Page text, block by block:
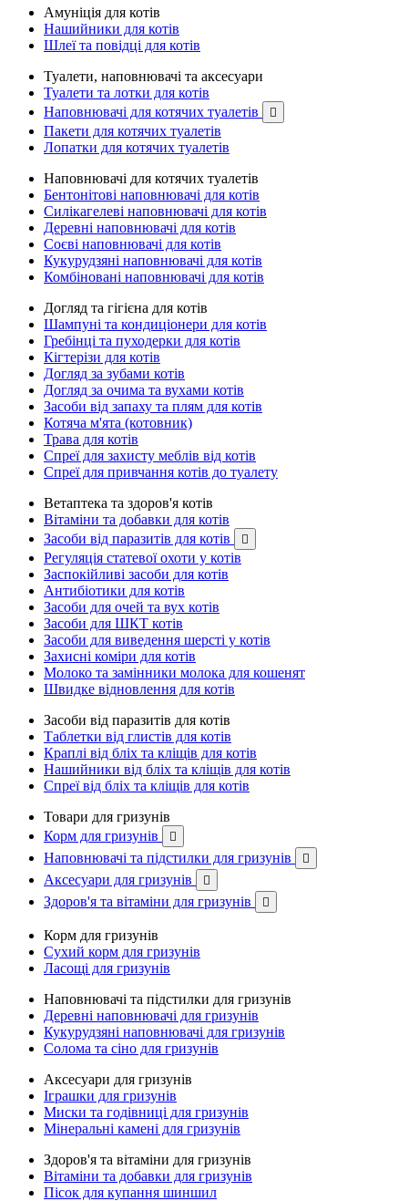
Амуніція для котів
Нашийники для котів
Шлеї та повідці для котів
Туалети, наповнювачі та аксесуари
Туалети та лотки для котів
Наповнювачі для котячих туалетів

Пакети для котячих туалетів
Лопатки для котячих туалетів
Наповнювачі для котячих туалетів
Бентонітові наповнювачі для котів
Силікагелеві наповнювачі для котів
Деревні наповнювачі для котів
Соєві наповнювачі для котів
Кукурудзяні наповнювачі для котів
Комбіновані наповнювачі для котів
Догляд та гігієна для котів
Шампуні та кондиціонери для котів
Гребінці та пуходерки для котів
Кігтерізи для котів
Догляд за зубами котів
Догляд за очима та вухами котів
Засоби від запаху та плям для котів
Котяча м'ята (котовник)
Трава для котів
Спреї для захисту меблів від котів
Спреї для привчання котів до туалету
Ветаптека та здоров'я котів
Вітаміни та добавки для котів
Засоби від паразитів для котів

Регуляція статевої охоти у котів
Заспокійливі засоби для котів
Антибіотики для котів
Засоби для очей та вух котів
Засоби для ШКТ котів
Засоби для виведення шерсті у котів
Захисні коміри для котів
Молоко та замінники молока для кошенят
Швидке відновлення для котів
Засоби від паразитів для котів
Таблетки від глистів для котів
Краплі від бліх та кліщів для котів
Нашийники від бліх та кліщів для котів
Спреї від бліх та кліщів для котів
Товари для гризунів
Корм для гризунів

Наповнювачі та підстилки для гризунів 
Аксесуари для гризунів 
Здоров'я та вітаміни для гризунів 
Корм для гризунів
Сухий корм для гризунів
Ласощі для гризунів
Наповнювачі та підстилки для гризунів
Деревні наповнювачі для гризунів
Кукурудзяні наповнювачі для гризунів
Солома та сіно для гризунів
Аксесуари для гризунів
Іграшки для гризунів
Миски та годівниці для гризунів
Мінеральні камені для гризунів
Здоров'я та вітаміни для гризунів
Вітаміни та добавки для гризунів
Пісок для купання шиншил